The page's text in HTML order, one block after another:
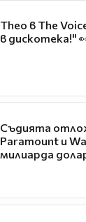
Theo в The
в дискотека!"
Съдията
Paramount и
милиарда